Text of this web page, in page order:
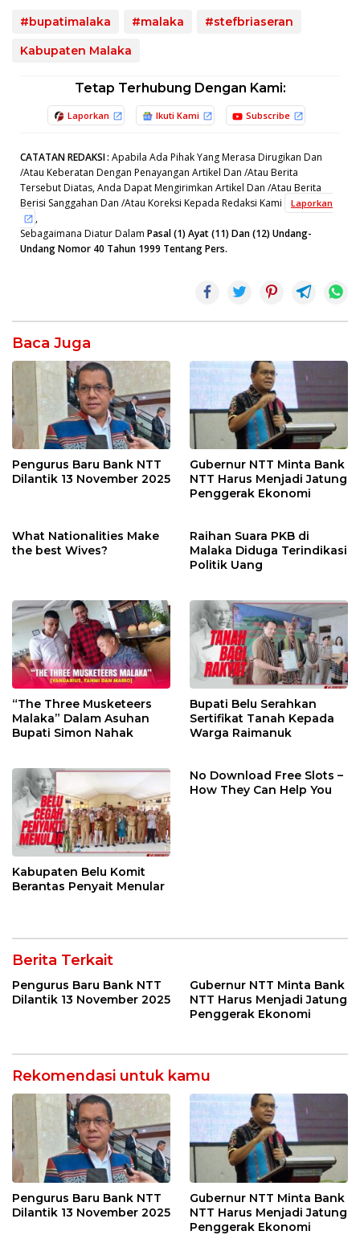
#bupatimalaka #malaka
#stefbriaseran
Kabupaten Malaka
Tetap Terhubung Dengan Kami:
Laporkan Ikuti Kami Subscribe
CATATAN REDAKSI: Apabila Ada Pihak Yang Merasa Dirugikan Dan
/Atau Keberatan Dengan Penayangan Artikel Dan /Atau Berita
Tersebut Diatas, Anda Dapat Mengirimkan Artikel Dan /Atau Berita
Berisi Sanggahan Dan /Atau Koreksi Kepada Redaksi Kami
Laporkan
,
Sebagaimana Diatur Dalam Pasal (1) Ayat (11) Dan (12) Undang-
Undang Nomor 40 Tahun 1999 Tentang Pers.
Baca Juga
Pengurus Baru Bank NTT
Dilantik 13 November 2025
Gubernur NTT Minta Bank
NTT Harus Menjadi Jatung
Penggerak Ekonomi
What Nationalities Make
the best Wives?
Raihan Suara PKB di
Malaka Diduga Terindikasi
Politik Uang
“The Three Musketeers
Malaka” Dalam Asuhan
Bupati Simon Nahak
Bupati Belu Serahkan
Sertifikat Tanah Kepada
Warga Raimanuk
Kabupaten Belu Komit
Berantas Penyait Menular
No Download Free Slots –
How They Can Help You
Berita Terkait
Pengurus Baru Bank NTT
Dilantik 13 November 2025
Gubernur NTT Minta Bank
NTT Harus Menjadi Jatung
Penggerak Ekonomi
Rekomendasi untuk kamu
Pengurus Baru Bank NTT
Dilantik 13 November 2025
Gubernur NTT Minta Bank
NTT Harus Menjadi Jatung
Penggerak Ekonomi